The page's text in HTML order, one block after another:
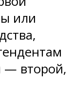
или
— второй,